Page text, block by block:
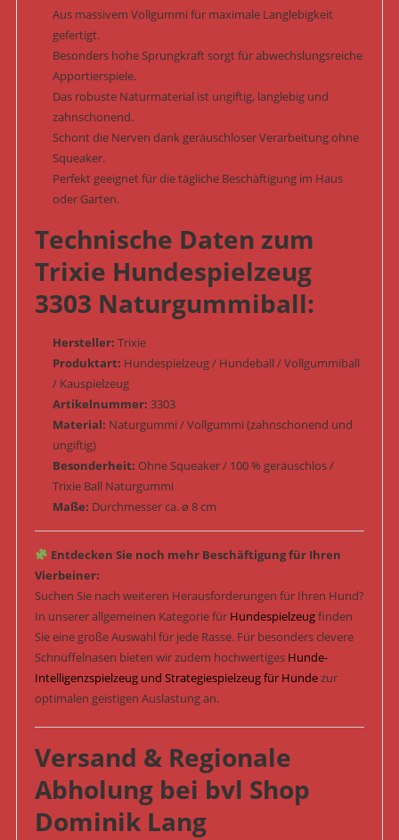
Aus massivem Vollgummi für maximale Langlebigkeit
gefertigt.
Besonders hohe Sprungkraft sorgt für abwechslungsreiche
Apportierspiele.
Das robuste Naturmaterial ist ungiftig, langlebig und
zahnschonend.
Schont die Nerven dank geräuschloser Verarbeitung ohne
Squeaker.
Perfekt geeignet für die tägliche Beschäftigung im Haus
oder Garten.
Technische Daten zum
Trixie Hundespielzeug
3303 Naturgummiball:
Hersteller: Trixie
Produktart: Hundespielzeug / Hundeball / Vollgummiball
/ Kauspielzeug
Artikelnummer: 3303
Material: Naturgummi / Vollgummi (zahnschonend und
ungiftig)
Besonderheit: Ohne Squeaker / 100 % geräuschlos /
Trixie Ball Naturgummi
Maße: Durchmesser ca. ø 8 cm
Entdecken Sie noch mehr Beschäftigung für Ihren
Vierbeiner:
Suchen Sie nach weiteren Herausforderungen für Ihren Hund?
In unserer allgemeinen Kategorie für Hundespielzeugfinden
Sie eine große Auswahl für jede Rasse. Für besonders clevere
Schnüffelnasen bieten wir zudem hochwertiges Hunde-
Intelligenzspielzeug und Strategiespielzeug für Hundezur
optimalen geistigen Auslastung an.
Versand & Regionale
Abholung bei bvl Shop
Dominik Lang